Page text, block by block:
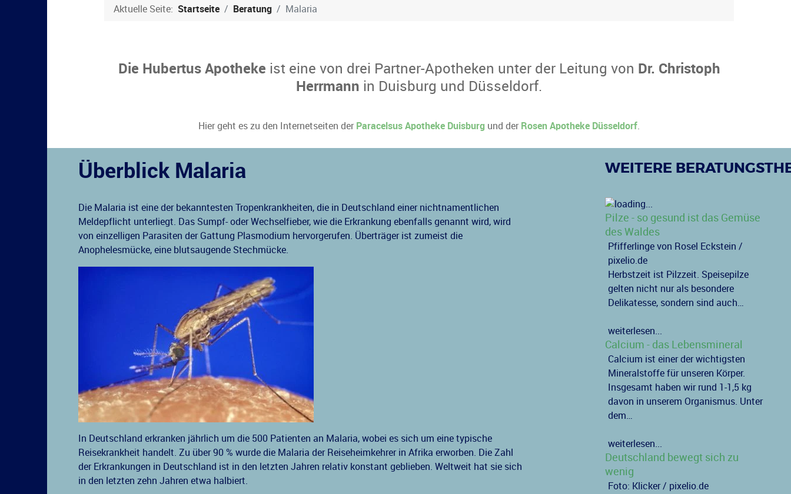
Aktuelle Seite: Startseite Beratung Malaria
Die Hubertus Apotheke ist eine von drei Partner-Apotheken unter der Leitung von Dr. Christoph
Herrmann in Duisburg und Düsseldorf.
Hier geht es zu den Internetseiten der Paracelsus Apotheke Duisburg und der Rosen Apotheke Düsseldorf
Überblick Malaria
Die Malaria ist eine der bekanntesten Tropenkrankheiten, die in Deutschland einer nichtnamentlichen
Meldepflicht unterliegt. Das Sumpf- oder Wechselfieber, wie die Erkrankung ebenfalls genannt wird, wird
von einzelligen Parasiten der Gattung Plasmodium hervorgerufen. Überträger ist zumeist die
Anophelesmücke, eine blutsaugende Stechmücke.
In Deutschland erkranken jährlich um die 500 Patienten an Malaria, wobei es sich um eine typische
Reisekrankheit handelt. Zu über 90 % wurde die Malaria der Reiseheimkehrer in Afrika erworben. Die Zahl
der Erkrankungen in Deutschland ist in den letzten Jahren relativ konstant geblieben. Weltweit hat sie sich
in den letzten zehn Jahren etwa halbiert.
WEITERE
Pilze - so gesund ist das Gemüse
des Waldes
Pfifferlinge von Rosel Eckstein /
pixelio.de
Herbstzeit ist Pilzzeit. Speisepilze
gelten nicht nur als besondere
Delikatesse, sondern sind auch…
weiterlesen...
Calcium - das Lebensmineral
Calcium ist einer der wichtigsten
Mineralstoffe für unseren Körper.
Insgesamt haben wir rund 1-1,5 kg
davon in unserem Organismus. Unter
dem…
weiterlesen...
Deutschland bewegt sich zu
wenig
Foto: Klicker / pixelio.de